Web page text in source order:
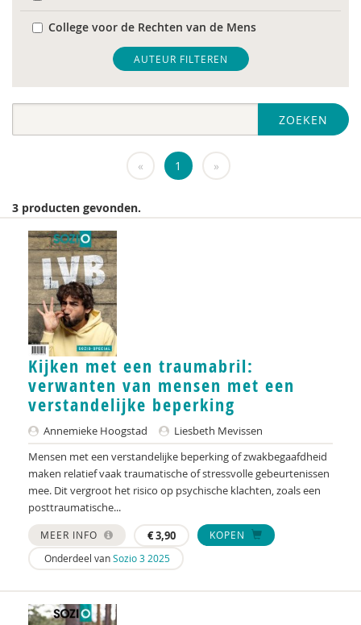
College voor de Rechten van de Mens
De Raad voor Volksgezondheid & Samenleving
diverse
Fier
GREVIO
het Regeringscommissariaat seksueel
grensoverschrijdend gedrag en seksueel geweld
huisarts
KNMG
Landelijk Kenniscentrum LVB
LIDIE
Maatschappelijk Impact Team
Mariëlle Bruning
Mentale gezondheidsnetwerken
Movisie
Nederlandse Sportalliantie m.m.v. Stichting
Vreedzaam
AUTEUR FILTEREN
ZOEKEN
« 1 »
3 producten gevonden.
Kijken met een traumabril:
verwanten van mensen met een
verstandelijke beperking
Annemieke Hoogstad
Liesbeth Mevissen
Mensen met een verstandelijke beperking of zwakbegaafdheid
maken relatief vaak traumatische of stressvolle gebeurtenissen
mee. Dit vergroot het risico op psychische klachten, zoals een
posttraumatische...
MEER INFO €3,90
KOPEN
Onderdeel vanSozio 3 2025